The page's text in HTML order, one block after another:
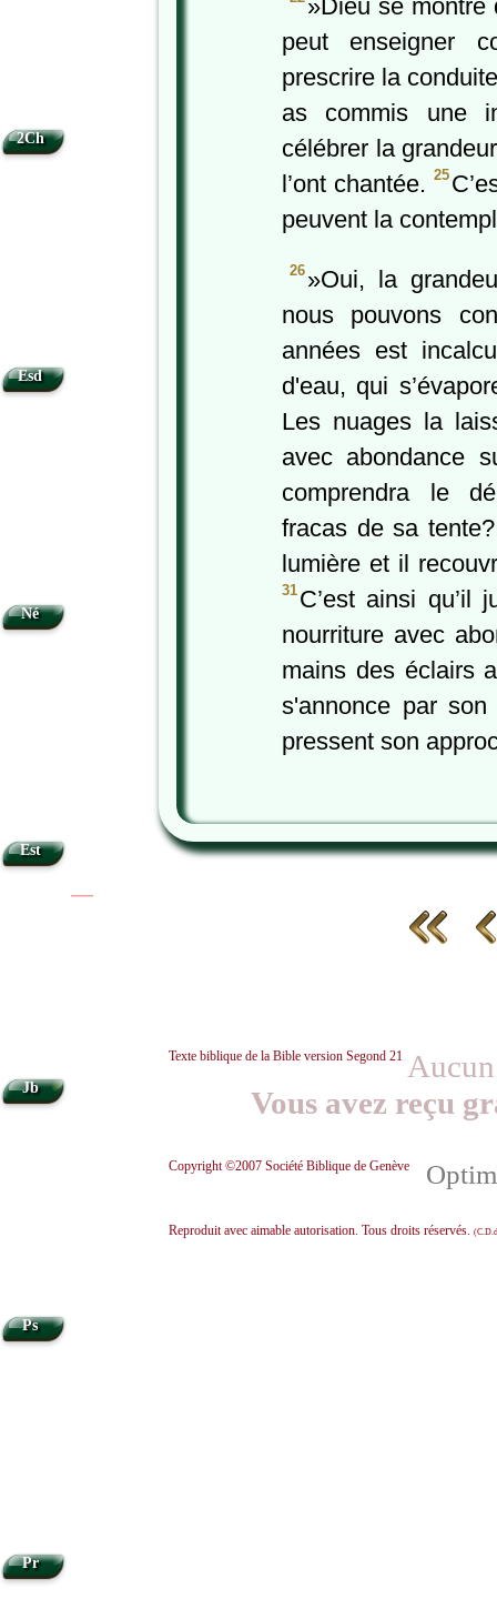
»Dieu se montre
peut enseigner
prescrire la
as commis une
célébrer la
l’ont chantée. 25
peuvent la
26 »Oui, la
nous pouvons
années est
d'eau, qui
Les nuages la
avec abondance
comprendra le
fracas de sa
lumière et il
31 C’est ainsi qu’il
nourriture avec
mains des éclairs
s'annonce par
pressent son
Texte biblique de la Bible version Segond 21
Vous avez reçu
Copyright ©2007 Société Biblique de Genève
Reproduit avec aimable autorisation. Tous droits réservés.
2Ch
Esd
Né
Est
Jb
Ps
Pr
•